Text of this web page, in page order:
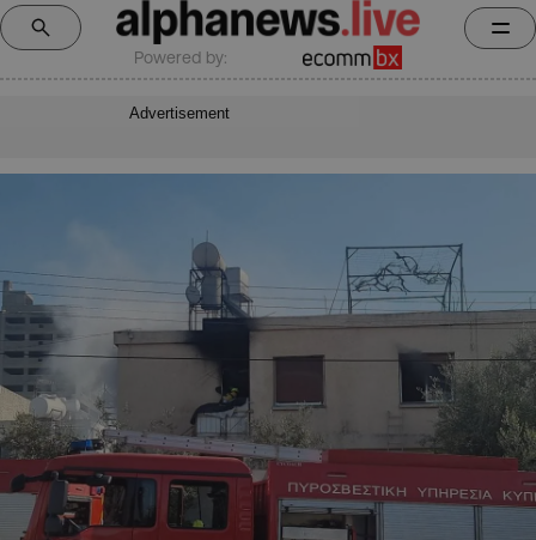
Powered by:
Advertisement